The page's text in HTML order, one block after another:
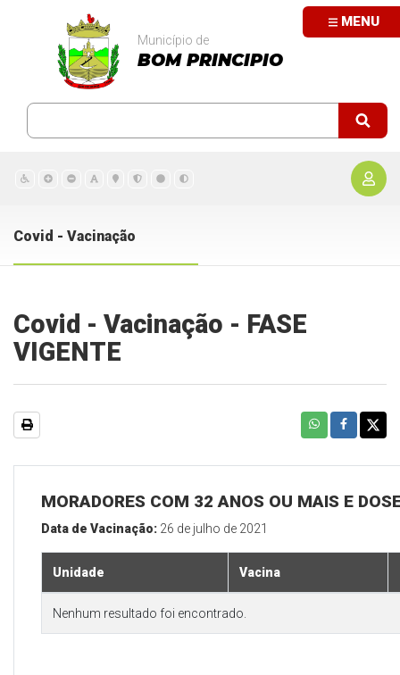
MENU
Município de
BOM PRINCIPIO
Covid - Vacinação
Covid - Vacinação - FASE
VIGENTE
MORADORES COM 32 ANOS OU MAIS E
Data de Vacinação: 26 de julho de 2021
Unidade Vacina
Nenhum resultado foi encontrado.